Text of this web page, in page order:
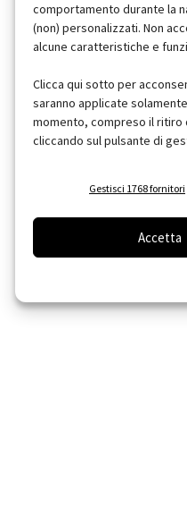
comportamento durante la
(non) personalizzati. Non
alcune caratteristiche e
Clicca qui sotto per
saranno applicate
momento, compreso il ritiro
cliccando sul pulsante di
Gestisci 1768 fornitori
Accetta